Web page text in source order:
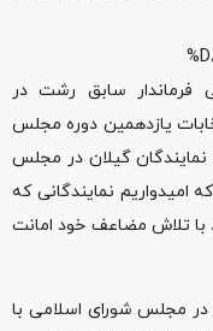
فرماندار سابق رشت در
یازدهمین دوره مجلس
گیلان در مجلس
نمایندگانی که
با تلاش مضاعف خود امانت
در مجلس شورای اسلامی با